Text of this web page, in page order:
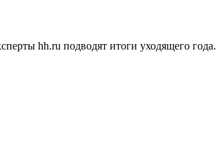
hh.ru подводят итоги уходящего года.